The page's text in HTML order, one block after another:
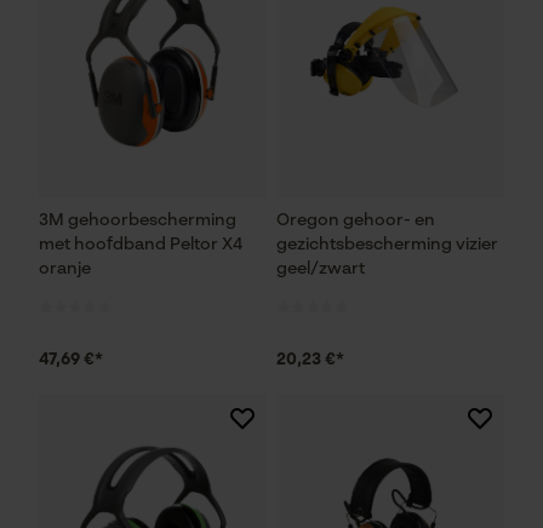
3M gehoorbescherming
met hoofdband Peltor X4
oranje
47,69 €*
Oregon gehoor- en
gezichtsbescherming vizier
geel/zwart
20,23 €*